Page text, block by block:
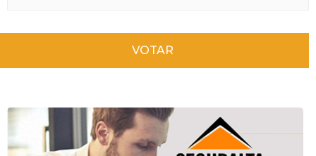
VOTAR